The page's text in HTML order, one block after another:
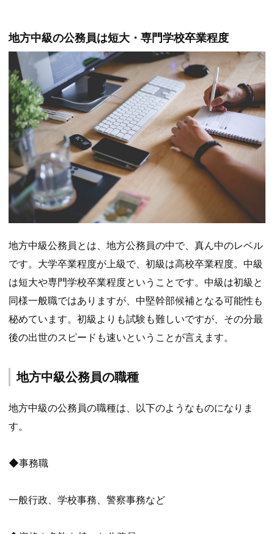
地方中級の公務員は短大・専門学校卒業程度
地方中級公務員とは、地方公務員の中で、真ん中のレベル
です。大学卒業程度が上級で、初級は高校卒業程度。中級
は短大や専門学校卒業程度ということです。中級は初級と
同様一般職ではありますが、中堅幹部候補となる可能性も
秘めています。初級よりも試験も難しいですが、その分最
後の出世のスピードも速いということが言えます。
地方中級公務員の職種
地方中級の公務員の職種は、以下のようなものになりま
す。
◆事務職
一般行政、学校事務、警察事務など